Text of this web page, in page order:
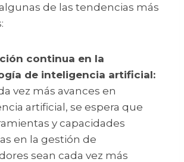
de las tendencias más
continua en la
de inteligencia artificial:
vez más avances en
artificial, se espera que
y capacidades
en la gestión de
sean cada vez más